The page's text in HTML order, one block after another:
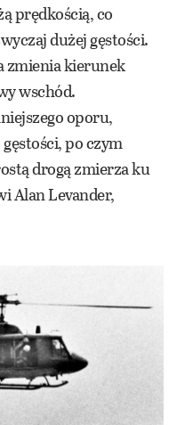
prędkością, co
dużej gęstości.
zmienia kierunek
wschód.
oporu,
po czym
drogą zmierza ku
Alan Levander,